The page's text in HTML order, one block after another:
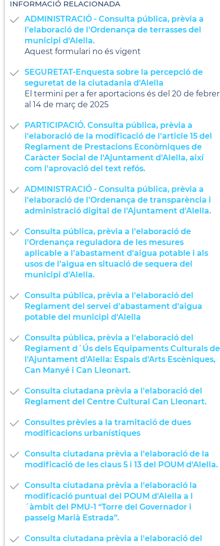
INFORMACIÓ RELACIONADA
ADMINISTRACIÓ - Consulta pública, prèvia a
l'elaboració de l'Ordenança de terrasses del
municipi d'Alella.
Aquest formulari no és vigent
SEGURETAT-Enquesta sobre la percepció de
seguretat de la ciutadania d'Alella
El termini per a fer aportacions és del 20 de febrer
al 14 de març de 2025
PARTICIPACIÓ. Consulta pública, prèvia a
l'elaboració de la modificació de l'article 15 del
Reglament de Prestacions Econòmiques de
Caràcter Social de l'Ajuntament d'Alella, així
com l'aprovació del text refós.
ADMINISTRACIÓ - Consulta pública, prèvia a
l'elaboració de l'Ordenança de transparència i
administració digital de l'Ajuntament d'Alella.
Consulta pública, prèvia a l'elaboració de
l'Ordenança reguladora de les mesures
aplicable a l'abastament d'aigua potable i als
usos de l'aigua en situació de sequera del
municipi d'Alella.
Consulta pública, prèvia a l'elaboració del
Reglament del servei d'abastament d'aigua
potable del municipi d'Alella
Consulta pública, prèvia a l'elaboració del
Reglament d´Ús dels Equipaments Culturals de
l'Ajuntament d'Alella: Espais d'Arts Escèniques,
Can Manyé i Can Lleonart.
Consulta ciutadana prèvia a l'elaboració del
Reglament del Centre Cultural Can Lleonart.
Consultes prèvies a la tramitació de dues
modificacions urbanístiques
Consulta ciutadana prèvia a l'elaboració de la
modificació de les claus 5 i 13 del POUM d'Alella.
Consulta ciutadana prèvia a l'elaboració la
modificació puntual del POUM d'Alella a l
´àmbit del PMU-1 “Torre del Governador i
passeig Marià Estrada”.
Consulta ciutadana prèvia a l'elaboració del